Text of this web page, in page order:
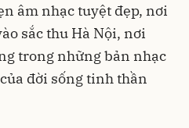
âm nhạc tuyệt đẹp, nơi
sắc thu Hà Nội, nơi
trong những bản nhạc
đời sống tinh thần